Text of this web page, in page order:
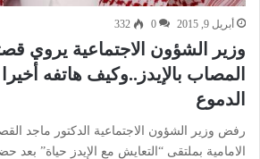
أبريل 9, 2015 0
332
وزير الشؤون الاجتماعية يروي
المصاب بالإيدز..وكيف هاتفه
الدموع
رفض وزير الشؤون الاجتماعية الدكتور ماجد
الامامية بملتقى “التعايش مع الإيدز حياة” بعد